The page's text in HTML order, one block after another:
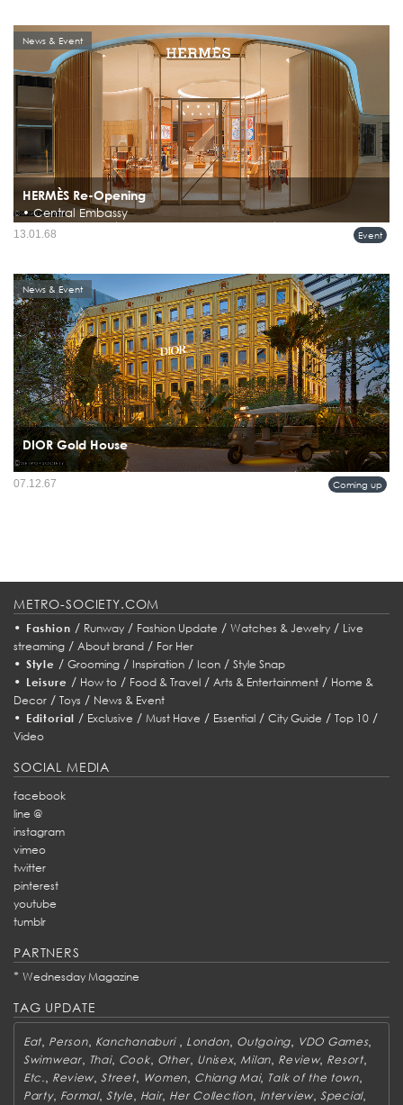
HERMÈS Re-Opening
• Central Embassy
Hermès เปิดร้านใหม่ที่เซ็นทรัล เอ็มบาสซี พร้อมการตกแต่งที่สะท้อนธรรมชาติและ
News & Event
Event
13.01.68
DIOR Gold House
คอนเซปต์สโตร์สุดพิเศษที่เปิดตัวในย่านเพลินจิต กรุงเทพฯ สถานที่แห่งนี้จะ
News & Event
Coming up
07.12.67
METRO-SOCIETY.COM
• Fashion / Runway/ Fashion Update / Watches & Jewelry/ Live
streaming / About brand / For Her
• Style / Grooming/ Inspiration/ Icon/ Style Snap
• Leisure / How to/ Food & Travel/ Arts & Entertainment/ Home &
Decor / Toys / News & Event
• Editorial / Exclusive /Must Have / Essential /City Guide /Top 10 /
Video
SOCIAL MEDIA
facebook
line @
instagram
vimeo
twitter
pinterest
youtube
tumblr
PARTNERS
* Wednesday Magazine
TAG UPDATE
Eat Person, Kanchanaburi London Outgoing, VDO Games,
Swimwear, Thai, Cook, Other Unisex, Milan Review, Resort,
Etc. Review,Street, Women Chiang Mai, Talk of the town,
Party, Formal, Style Hair, Her Collection, Interview,Special,